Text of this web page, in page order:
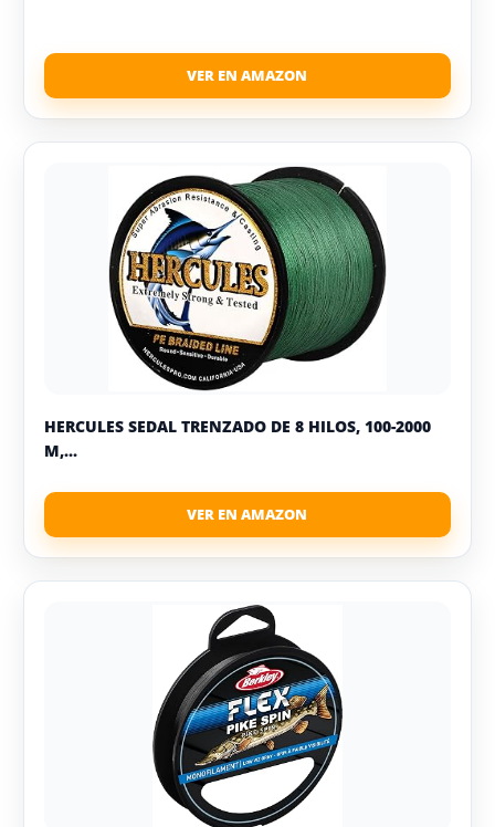
HERCULES SEDAL TRENZADO DE 8 HILOS, 100-2000
M,...